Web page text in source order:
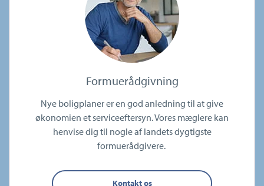
Formuerådgivning
Nye boligplaner er en god anledning til at give
økonomien et serviceeftersyn. Vores mæglere kan
henvise dig til nogle af landets dygtigste
formuerådgivere.
Kontakt os